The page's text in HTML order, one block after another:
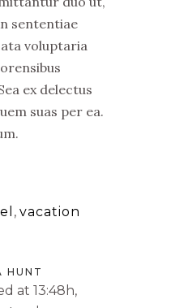
sententiae
voluptaria
ex delectus
suas per ea.
, vacation
HUNT
at 13:48h,